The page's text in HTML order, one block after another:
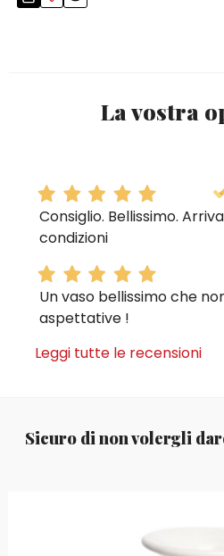
La vostra
Consiglio. Bellissimo.
condizioni
Un vaso bellissimo che
aspettative !
Leggi tutte le recensioni
Sicuro di non volergli